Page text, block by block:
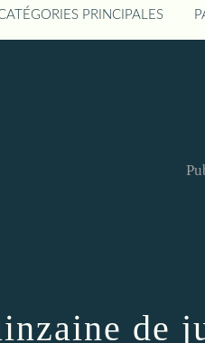
PRINCIPALES
de